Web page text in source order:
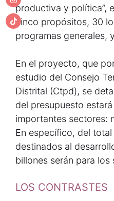
productiva y política”,
cinco propósitos, 30
programas generales,
En el proyecto, que
estudio del Consejo
Distrital (Ctpd), se
del presupuesto
importantes sectores:
En específico, del
destinados al
billones serán para
LOS CONTRASTES